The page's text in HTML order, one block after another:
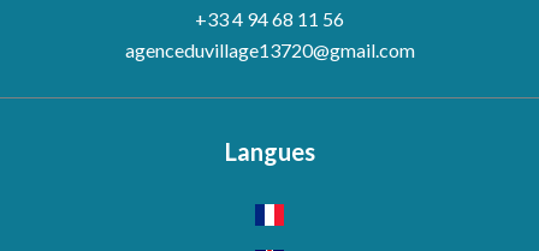
+33 4 94 68 11 56
agenceduvillage13720@gmail.com
Langues